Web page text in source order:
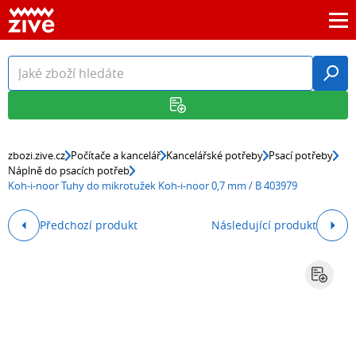
zbozi.zive.cz Počítače a kancelář Kancelářské potřeby Psací potřeby
Náplně do psacích potřeb
Koh-i-noor Tuhy do mikrotužek Koh-i-noor 0,7 mm / B 403979
Předchozí produkt Následující produkt